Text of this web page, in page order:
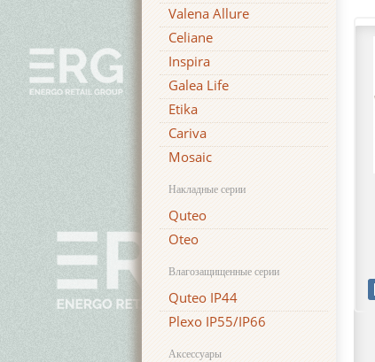
Valena Allure
Celiane
Inspira
Galea Life
Etika
Cariva
Mosaic
Накладные серии
Quteo
Oteo
Влагозащищенные серии
Quteo IP44
Plexo IP55/IP66
Аксессуары